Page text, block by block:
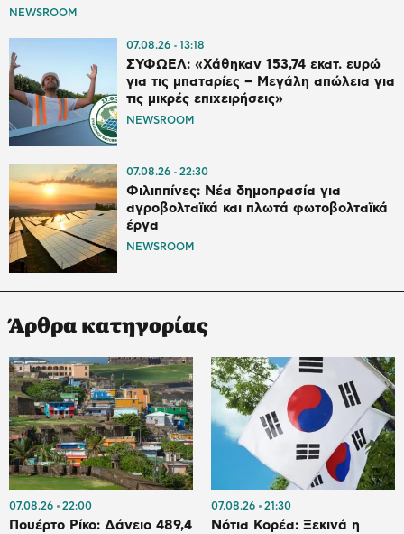
NEWSROOM
07.08.26 13:18
ΣΥΦΩΕΛ: «Χάθηκαν 153,74 εκατ. ευρώ
για τις μπαταρίες – Μεγάλη απώλεια για
τις μικρές επιχειρήσεις»
NEWSROOM
07.08.26 22:30
Φιλιππίνες: Νέα δημοπρασία για
αγροβολταϊκά και πλωτά φωτοβολταϊκά
έργα
NEWSROOM
Άρθρα κατηγορίας
07.08.26 22:00
Πουέρτο Ρίκο: Δάνειο 489,4
07.08.26 21:30
Νότια Κορέα: Ξεκινά η